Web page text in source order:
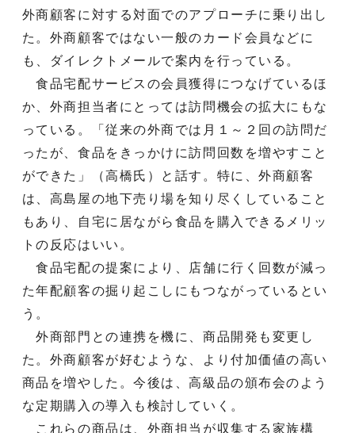
外商顧客に対する対面でのアプローチに乗り出し
た。外商顧客ではない一般のカード会員などに
も、ダイレクトメールで案内を行っている。
食品宅配サービスの会員獲得につなげているほ
か、外商担当者にとっては訪問機会の拡大にもな
っている。「従来の外商では月１～２回の訪問だ
ったが、食品をきっかけに訪問回数を増やすこと
ができた」（高橋氏）と話す。特に、外商顧客
は、高島屋の地下売り場を知り尽くしていること
もあり、自宅に居ながら食品を購入できるメリッ
トの反応はいい。
食品宅配の提案により、店舗に行く回数が減っ
た年配顧客の掘り起こしにもつながっているとい
う。
外商部門との連携を機に、商品開発も変更し
た。外商顧客が好むような、より付加価値の高い
商品を増やした。今後は、高級品の頒布会のよう
な定期購入の導入も検討していく。
これらの商品は、外商担当が収集する家族構